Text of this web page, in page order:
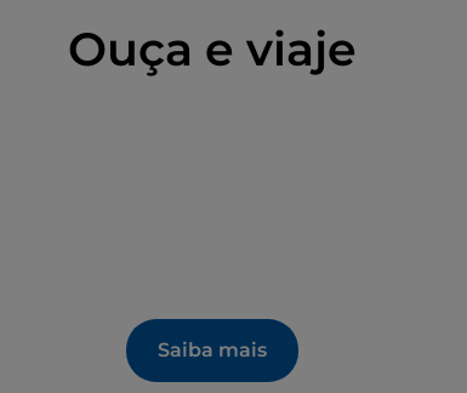
Ouça e viaje
Saiba mais